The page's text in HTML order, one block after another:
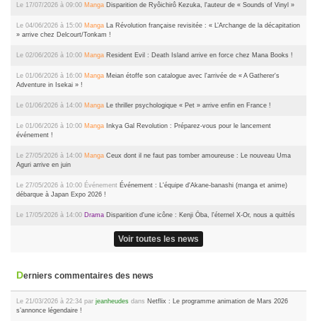
Le 17/07/2026 à 09:00 Manga Disparition de Ryôichirô Kezuka, l'auteur de « Sounds of Vinyl »
Le 04/06/2026 à 15:00 Manga
La Révolution française revisitée : « L’Archange de la décapitation
» arrive chez Delcourt/Tonkam !
Le 02/06/2026 à 10:00 Manga Resident Evil : Death Island arrive en force chez Mana Books !
Le 01/06/2026 à 16:00 Manga Meian étoffe son catalogue avec l'arrivée de « A Gatherer's
Adventure in Isekai » !
Le 01/06/2026 à 14:00 Manga Le thriller psychologique « Pet » arrive enfin en France !
Le 01/06/2026 à 10:00 Manga Inkya Gal Revolution : Préparez-vous pour le lancement
événement !
Le 27/05/2026 à 14:00 Manga Ceux dont il ne faut pas tomber amoureuse : Le nouveau Uma
Aguri arrive en juin
Le 27/05/2026 à 10:00 Événement Événement : L'équipe d'Akane-banashi (manga et anime)
débarque à Japan Expo 2026 !
Le 17/05/2026 à 14:00 Drama Disparition d'une icône : Kenji Ōba, l'éternel X-Or, nous a quittés
Voir toutes les news
Derniers commentaires des news
Le 21/03/2026 à 22:34 par jeanheudes dans Netflix : Le programme animation de Mars 2026
s’annonce légendaire !